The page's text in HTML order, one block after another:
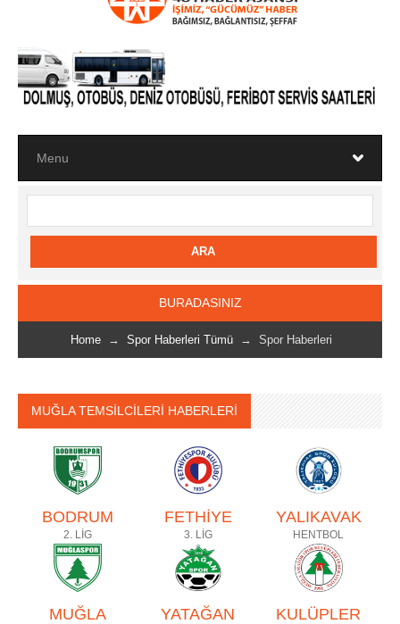
BURADASINIZ
Home → Spor Haberleri Tümü → Spor Haberleri
MUĞLA TEMSİLCİLERİ HABERLERİ
BODRUM
2. LİG
FETHİYE
3. LİG
YALIKAVAK
HENTBOL
MUĞLA YATAĞAN KULÜPLER